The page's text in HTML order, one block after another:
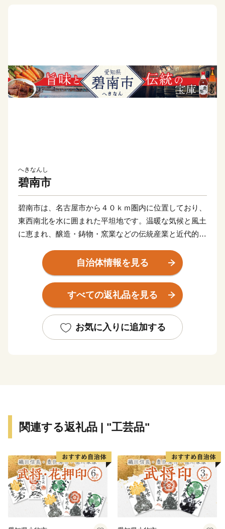
へきなんし
碧南市
碧南市は、名古屋市から４０ｋｍ圏内に位置しており、
東西南北を水に囲まれた平坦地です。温暖な気候と風土
に恵まれ、醸造・鋳物・窯業などの伝統産業と近代的な
と調和のとれた産業構造となっています。
自治体情報を見る
すべての返礼品を見る
お気に入りに追加する
関連する返礼品 | "工芸品"